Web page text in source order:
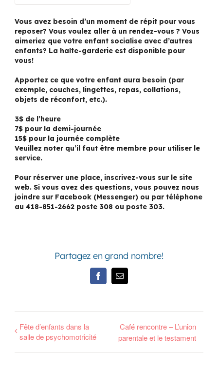
Vous avez besoin d’un moment de répit pour vous
reposer? Vous voulez aller à un rendez-vous ? Vous
aimeriez que votre enfant socialise avec d’autres
enfants? La halte-garderie est disponible pour
vous!
Apportez ce que votre enfant aura besoin (par
exemple, couches, lingettes, repas, collations,
objets de réconfort, etc.).
3$ de l’heure
7$ pour la demi-journée
15$ pour la journée complète
Veuillez noter qu’il faut être membre pour utiliser le
service.
Pour réserver une place, inscrivez-vous sur le site
web. Si vous avez des questions, vous pouvez nous
joindre sur Facebook (Messenger) ou par téléphone
au 418-851-2662 poste 308 ou poste 303.
Partagez en grand nombre!
FacebookEmail
Fête d’enfants dans la
salle de psychomotricité
Café rencontre – L’union
parentale et le testament